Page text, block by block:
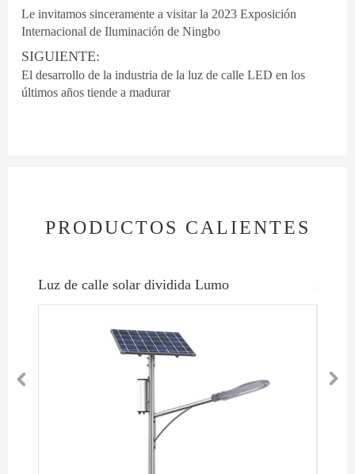
Le invitamos sinceramente a visitar la 2023 Exposición
Internacional de Iluminación de Ningbo
SIGUIENTE:
El desarrollo de la industria de la luz de calle LED en los
últimos años tiende a madurar
PRODUCTOS CALIENTES
Luz de calle solar dividida Lumo Luz
 